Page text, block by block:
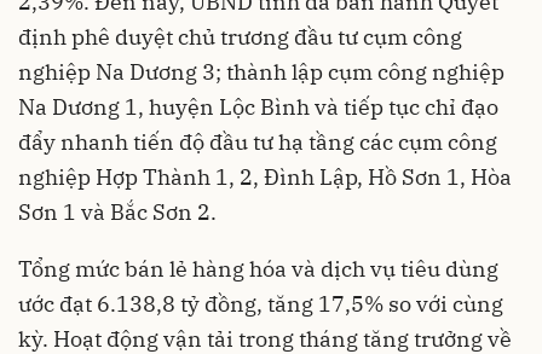
định phê duyệt chủ trương đầu tư cụm công
nghiệp Na Dương 3; thành lập cụm công nghiệp
Na Dương 1, huyện Lộc Bình và tiếp tục chỉ đạo
đẩy nhanh tiến độ đầu tư hạ tầng các cụm công
nghiệp Hợp Thành 1, 2, Đình Lập, Hồ Sơn 1, Hòa
Sơn 1 và Bắc Sơn 2.
Tổng mức bán lẻ hàng hóa và dịch vụ tiêu dùng
ước đạt 6.138,8 tỷ đồng, tăng 17,5% so với cùng
kỳ. Hoạt động vận tải trong tháng tăng trưởng về